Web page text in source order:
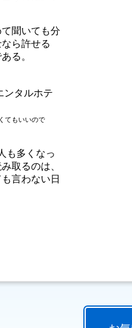
聞いても分
ら許せる
る。
ルホテ
てもいいので
も多くなっ
取るのは、
言わない日